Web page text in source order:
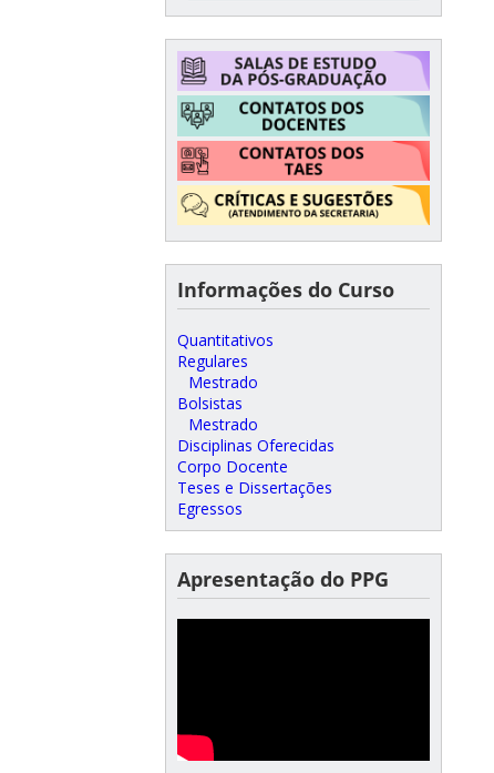
Informações do Curso
Quantitativos
Regulares
Mestrado
Bolsistas
Mestrado
Disciplinas Oferecidas
Corpo Docente
Teses e Dissertações
Egressos
Apresentação do PPG